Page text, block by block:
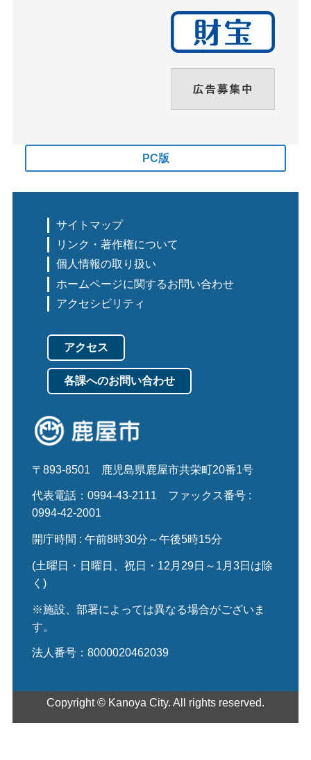
PC版
サイトマップ
リンク・著作権について
個人情報の取り扱い
ホームページに関するお問い合わせ
アクセシビリティ
アクセス
各課へのお問い合わせ
〒893-8501 鹿児島県鹿屋市共栄町20番1号
代表電話：0994-43-2111
ファックス番号 :
0994-42-2001
開庁時間 : 午前8時30分～午後5時15分
(土曜日・日曜日、祝日・12月29日～1月3日は除
く)
※施設、部署によっては異なる場合がございま
す。
法人番号：8000020462039
Copyright © Kanoya City. All rights reserved.